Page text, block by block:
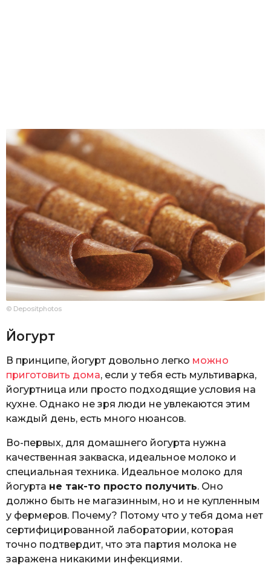
© Depositphotos
Йогурт
В принципе, йогурт довольно легко можно
приготовить дома, если у тебя есть мультиварка,
йогуртница или просто подходящие условия на
кухне. Однако не зря люди не увлекаются этим
каждый день, есть много нюансов.
Во-первых, для домашнего йогурта нужна
качественная закваска, идеальное молоко и
специальная техника. Идеальное молоко для
йогурта не так-то просто получить. Оно
должно быть не магазинным, но и не купленным
у фермеров. Почему? Потому что у тебя дома нет
сертифицированной лаборатории, которая
точно подтвердит, что эта партия молока не
заражена никакими инфекциями.